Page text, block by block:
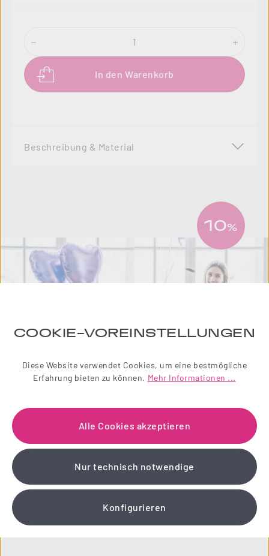
Produkt Anzahl: Gib den gewünschten
In den Warenkorb
Beschreibung & Material
10%
NEWSLETTER
Einfach zauberhaft! Abonnieren Sie jetzt unseren
liebevoll gestalteten Newsletter.
Wir schenken Ihnen einen 10 % Gutschein!
Jetzt anmelden
COOKIE-VOREINSTELLUNGEN
Diese Website verwendet Cookies, um eine bestmögliche
Erfahrung bieten zu können. Mehr Informationen ...
Alle Cookies akzeptieren
Nur technisch notwendige
Konfigurieren